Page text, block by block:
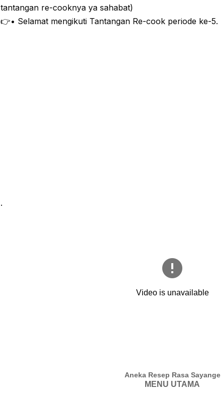
tantangan re-cooknya ya sahabat)
👉• Selamat mengikuti Tantangan Re-cook periode ke-5.
.
Aneka Resep Rasa Sayange
MENU UTAMA